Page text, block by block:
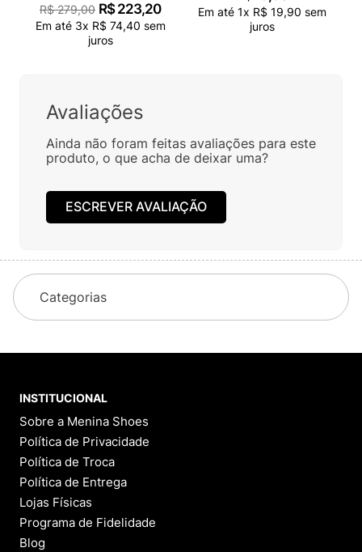
R$ 279,00 R$ 223,20
Em até 3x R$ 74,40 sem
juros
Em até 1x R$ 19,90 sem
juros
Avaliações
Ainda não foram feitas avaliações para este
produto, o que acha de deixar uma?
ESCREVER AVALIAÇÃO
Categorias
INSTITUCIONAL
Sobre a Menina Shoes
Política de Privacidade
Política de Troca
Política de Entrega
Lojas Físicas
Programa de Fidelidade
Blog